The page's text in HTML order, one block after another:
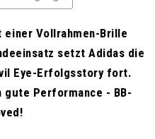
einer Vollrahmen-Brille
setzt Adidas die
Eye-Erfolgsstory fort.
Performance - BB-